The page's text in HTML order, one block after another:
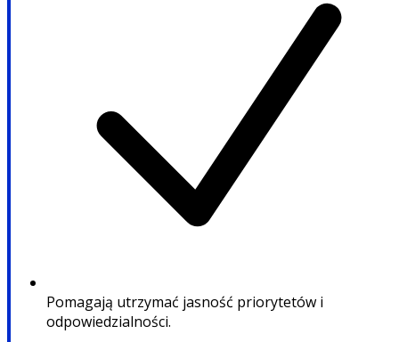
Pomagają utrzymać jasność priorytetów i
odpowiedzialności.